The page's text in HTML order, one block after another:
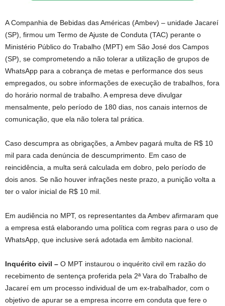
A Companhia de Bebidas das Américas (Ambev) – unidade Jacareí
(SP), firmou um Termo de Ajuste de Conduta (TAC) perante o
Ministério Público do Trabalho (MPT) em São José dos Campos
(SP), se comprometendo a não tolerar a utilização de grupos de
WhatsApp para a cobrança de metas e performance dos seus
empregados, ou sobre informações de execução de trabalhos, fora
do horário normal de trabalho. A empresa deve divulgar
mensalmente, pelo período de 180 dias, nos canais internos de
comunicação, que ela não tolera tal prática.
Caso descumpra as obrigações, a Ambev pagará multa de R$ 10
mil para cada denúncia de descumprimento. Em caso de
reincidência, a multa será calculada em dobro, pelo período de
dois anos. Se não houver infrações neste prazo, a punição volta a
ter o valor inicial de R$ 10 mil.
Em audiência no MPT, os representantes da Ambev afirmaram que
a empresa está elaborando uma política com regras para o uso de
WhatsApp, que inclusive será adotada em âmbito nacional.
Inquérito civil – O MPT instaurou o inquérito civil em razão do
recebimento de sentença proferida pela 2ª Vara do Trabalho de
Jacareí em um processo individual de um ex-trabalhador, com o
objetivo de apurar se a empresa incorre em conduta que fere o